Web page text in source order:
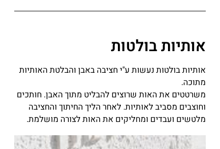
אותיות בולטות
אותיות בולטות נעשות ע"י חציבה באבן והבלטת האותיות
מתוכה.
משרטטים את האות שרוצים להבליט מתוך האבן. חותכים
וחוצבים מסביב לאותיות. לאחר הליך החיתוך והחציבה
מלטשים ועבדים ומחליקים את האות לצורה מושלמת.